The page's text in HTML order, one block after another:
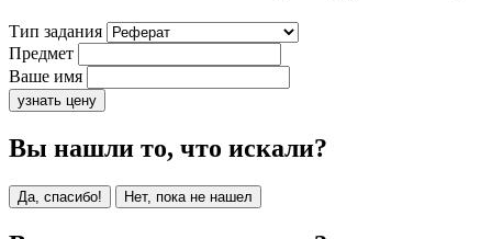
Тип задания
Предмет
Ваше имя
узнать цену
Вы нашли то, что искали?
Да, спасибо! Нет, пока не нашел